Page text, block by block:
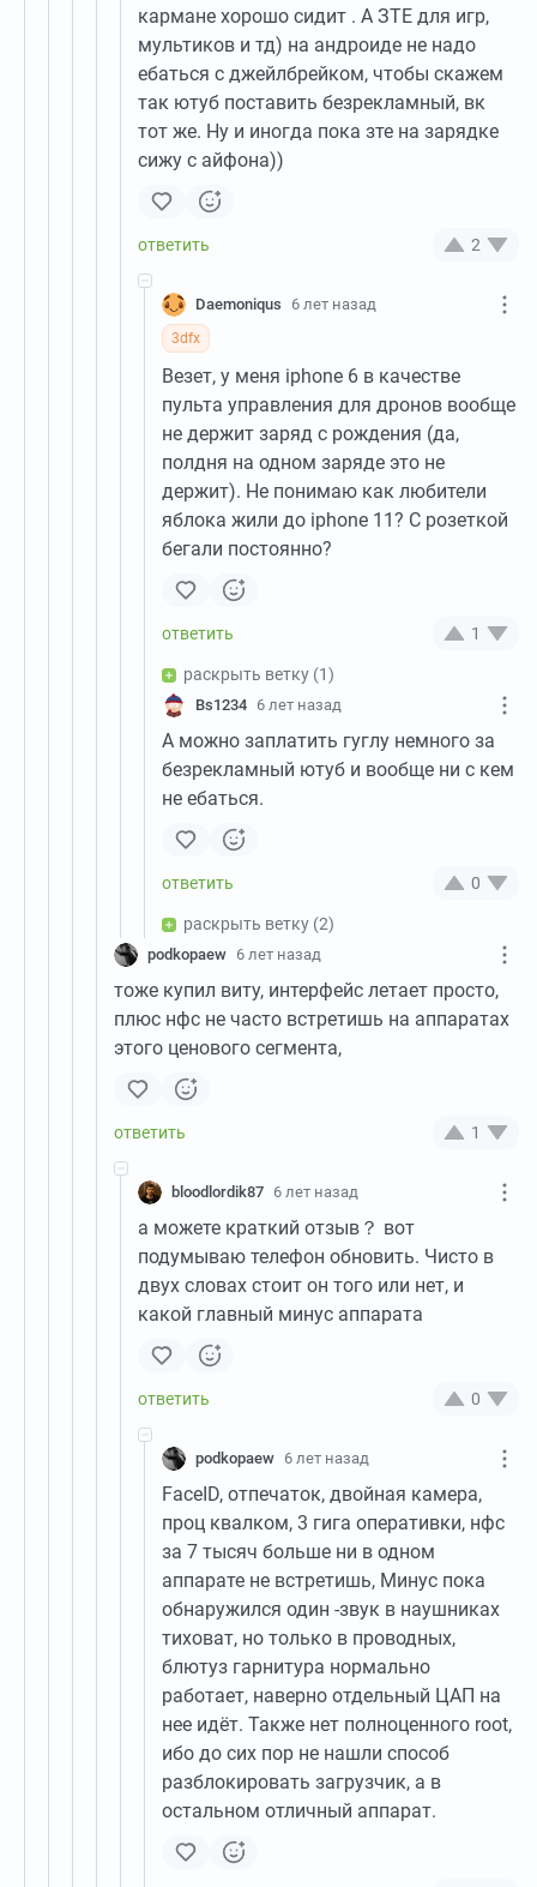
кармане хорошо сидит . А ЗТЕ для игр,
мультиков и тд) на андроиде не надо
ебаться с джейлбрейком, чтобы скажем
так ютуб поставить безрекламный, вк
тот же. Ну и иногда пока зте на зарядке
сижу с айфона))
2
Daemoniqus 6 лет назад
3dfx
Везет, у меня iphone 6 в качестве
пульта управления для дронов вообще
не держит заряд с рождения (да,
полдня на одном заряде это не
держит). Не понимаю как любители
яблока жили до iphone 11? С розеткой
бегали постоянно?
1
раскрыть ветку (1)
Bs1234 6 лет назад
А можно заплатить гуглу немного за
безрекламный ютуб и вообще ни с кем
не ебаться.
0
раскрыть ветку (2)
podkopaew 6 лет назад
тоже купил виту, интерфейс летает просто,
плюс нфс не часто встретишь на аппаратах
этого ценового сегмента,
1
bloodlordik87 6 лет назад
а можете краткий отзыв？ вот
подумываю телефон обновить. Чисто в
двух словах стоит он того или нет, и
какой главный минус аппарата
0
podkopaew 6 лет назад
FaceID, отпечаток, двойная камера,
проц квалком, 3 гига оперативки, нфс
за 7 тысяч больше ни в одном
аппарате не встретишь, Минус пока
обнаружился один -звук в наушниках
тиховат, но только в проводных,
блютуз гарнитура нормально
работает, наверно отдельный ЦАП на
нее идёт. Также нет полноценного root,
ибо до сих пор не нашли способ
разблокировать загрузчик, а в
остальном отличный аппарат.